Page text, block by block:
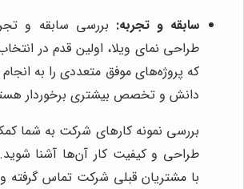
سابقه و تجربه: بررسی سابقه و
طراحی نمای ویلا، اولین قدم در
که پروژه‌های موفق متعددی را به انجام
دانش و تخصص بیشتری برخوردار
بررسی نمونه کارهای شرکت به شما
طراحی و کیفیت کار آن‌ها آشنا
با مشتریان قبلی شرکت تماس گرفته